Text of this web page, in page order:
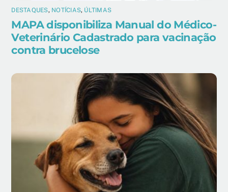
DESTAQUES, NOTÍCIAS, ÚLTIMAS
MAPA disponibiliza Manual do Médico-
Veterinário Cadastrado para vacinação
contra brucelose